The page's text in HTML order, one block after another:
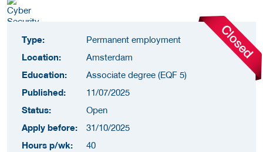
Type:
Permanent employment
Location:
Amsterdam
Education:
Associate degree (EQF 5)
Published:
11/07/2025
Status:
Open
Apply before:
31/10/2025
Hours p/wk:
40